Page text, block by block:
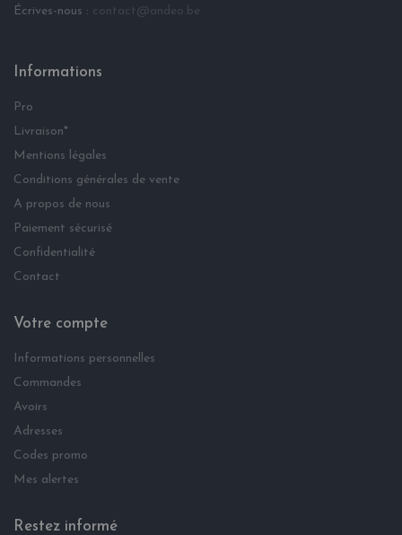
Écrives-nous : contact@andeo.be
Informations
Pro
Livraison*
Mentions légales
Conditions générales de vente
A propos de nous
Paiement sécurisé
Confidentialité
Contact
Votre compte
Informations personnelles
Commandes
Avoirs
Adresses
Codes promo
Mes alertes
Restez informé